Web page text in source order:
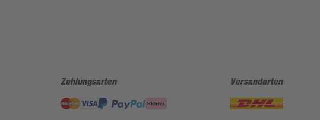
Zahlungsarten Versandarten